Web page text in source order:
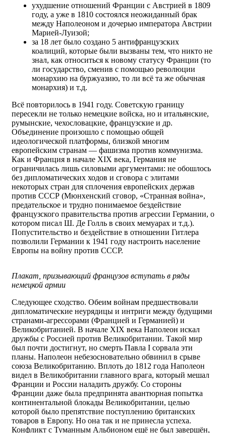
ухудшение отношений Франции с Австрией в 1809
году, а уже в 1810 состоялся неожиданный брак
между Наполеоном и дочерью императора Австрии
Марией-Луизой;
за 18 лет было создано 5 антифранцузских
коалиций, которые были вызваны тем, что никто не
знал, как относиться к новому статусу Франции (то
ли государство, сменив с помощью революции
монархию на буржуазию, то ли всё та же обычная
монархия) и т.д.
Всё повторилось в 1941 году. Советскую границу
пересекли не только немецкие войска, но и итальянские,
румынские, чехословацкие, французские и др.
Объединение произошло с помощью общей
идеологической платформы, близкой многим
европейским странам — фашизма против коммунизма.
Как и Франция в начале XIX века, Германия не
ограничилась лишь силовыми аргументами: не обошлось
без дипломатических ходов и сговора с элитами
некоторых стран для сплочения европейских держав
против СССР (Мюнхенский сговор, «Странная война»,
предательское и трудно понимаемое бездействие
французского правительства против агрессии Германии, о
котором писал Ш. Де Голль в своих мемуарах и т.д.).
Попустительство и бездействие в отношении Гитлера
позволили Германии к 1941 году настроить население
Европы на войну против СССР.
Плакат, призывающий французов вступать в ряды
немецкой армии
Следующее сходство. Обеим войнам предшествовали
дипломатические неурядицы и интриги между будущими
странами-агрессорами (Францией и Германией) и
Великобританией. В начале XIX века Наполеон искал
дружбы с Россией против Великобритании. Такой мир
был почти достигнут, но смерть Павла I сорвала эти
планы. Наполеон небезосновательно обвинил в срыве
союза Великобританию. Вплоть до 1812 года Наполеон
видел в Великобритании главного врага, который мешал
Франции и России наладить дружбу. Со стороны
Франции даже была предпринята авантюрная попытка
континентальной блокады Великобритании, целью
которой было препятствие поступлению британских
товаров в Европу. Но она так и не принесла успеха.
Конфликт с Туманным Альбионом ещё не был завершён,